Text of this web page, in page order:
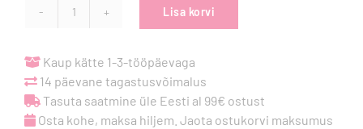
Froddo
Chelys
-
Pink
kogus
Lisa korvi
Kaup kätte 1-3-tööpäevaga
14 päevane tagastusvõimalus
Tasuta saatmine üle Eesti al 99€ ostust
Osta kohe, maksa hiljem. Jaota ostukorvi maksumus